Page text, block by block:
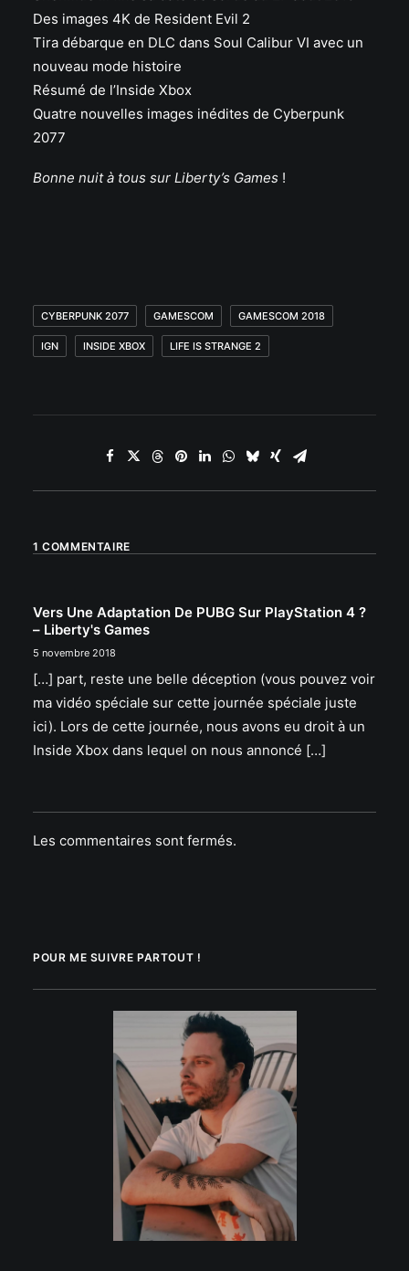
Des images 4K de Resident Evil 2
Tira débarque en DLC dans Soul Calibur VI avec un
nouveau mode histoire
Résumé de l’Inside Xbox
Quatre nouvelles images inédites de Cyberpunk
2077
Bonne nuit à tous sur Liberty’s Games !
CYBERPUNK 2077 GAMESCOM GAMESCOM 2018
IGN INSIDE XBOX LIFE IS STRANGE 2
1 COMMENTAIRE
Vers Une Adaptation De PUBG Sur PlayStation 4 ?
– Liberty's Games
5 novembre 2018
[…] part, reste une belle déception (vous pouvez voir
ma vidéo spéciale sur cette journée spéciale juste
ici). Lors de cette journée, nous avons eu droit à un
Inside Xbox dans lequel on nous annoncé […]
Les commentaires sont fermés.
POUR ME SUIVRE PARTOUT !